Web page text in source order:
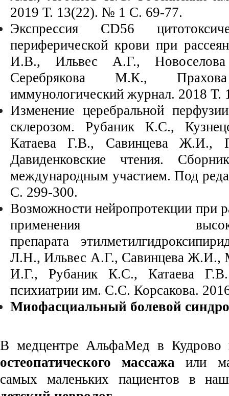
2019 Т. 13(22). № 1 С. 69-77.
Экспрессия CD56
периферической крови при
И.В., Ильвес А.Г.,
Серебрякова М.К.,
иммунологический журнал. 2018
Изменение церебральной
склерозом. Рубаник К.С.,
Катаева Г.В., Савинцева Ж.И.,
Давиденковские чтения.
международным участием. Под
С. 299-300.
Возможности нейропротекции при
применения
препарата
Л.Н., Ильвес А.Г., Савинцева
И.Г., Рубаник К.С., Катаева
психиатрии им. C.C. Корсакова.
Миофасциальный болевой
В медцентре АльфаМед в
остеопатического массажа или
самых маленьких пациентов в